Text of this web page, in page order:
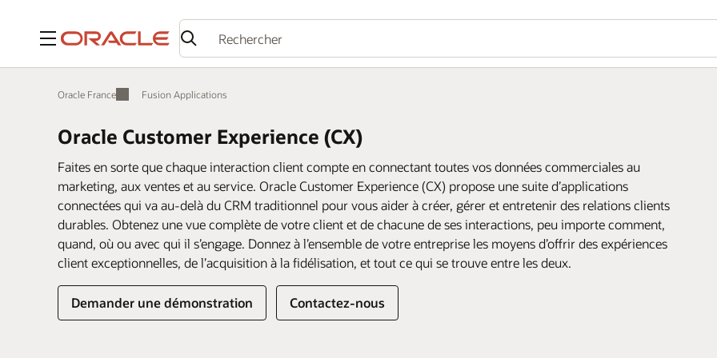
Menu
Oracle France Fusion Applications
Oracle Customer Experience (CX)
Faites en sorte que chaque interaction client compte en connectant toutes vos données commerciales au
marketing, aux ventes et au service. Oracle Customer Experience (CX) propose une suite d’applications
connectées qui va au-delà du CRM traditionnel pour vous aider à créer, gérer et entretenir des relations clients
durables. Obtenez une vue complète de votre client et de chacune de ses interactions, peu importe comment,
quand, où ou avec qui il s’engage. Donnez à l’ensemble de votre entreprise les moyens d’offrir des expériences
client exceptionnelles, de l’acquisition à la fidélisation, et tout ce qui se trouve entre les deux.
Demander une démonstration Contactez-nous